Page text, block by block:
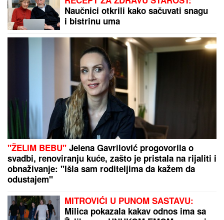
TEŠKA NESREĆA NA MAGISTRALNOM PUTU!
Saobraćaj potpuno obustavljen, IMA POVREĐENIH:
Policija vrši uviđaj kod Stoca
Mijailović progovorio o odlasku sportskog direktora
ABA lige